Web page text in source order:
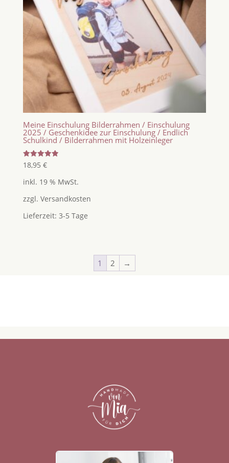
Meine Einschulung Bilderrahmen / Einschulung
2025 / Geschenkidee zur Einschulung / Endlich
Schulkind / Bilderrahmen mit Holzeinleger
Bewertet
mit
von 5
18,95 €
inkl. 19 % MwSt.
zzgl. Versandkosten
Lieferzeit: 3-5 Tage
1 2 →